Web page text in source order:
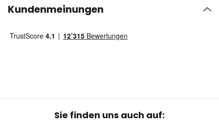
Kundenmeinungen
Sie finden uns auch auf: